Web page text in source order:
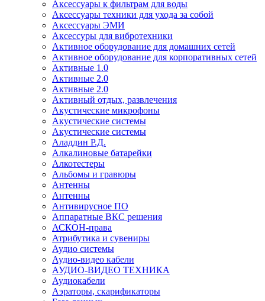
Аксессуары к фильтрам для воды
Аксессуары техники для ухода за собой
Аксессуары ЭМИ
Аксессуры для вибротехники
Активное оборудование для домашних сетей
Активное оборудование для корпоративных сетей
Активные 1.0
Активные 2.0
Активные 2.0
Активный отдых, развлечения
Акустические микрофоны
Акустические системы
Акустические системы
Аладдин Р.Д.
Алкалиновые батарейки
Алкотестеры
Альбомы и гравюры
Антенны
Антенны
Антивирусное ПО
Аппаратные ВКС решения
АСКОН-права
Атрибутика и сувениры
Аудио системы
Аудио-видео кабели
АУДИО-ВИДЕО ТЕХНИКА
Аудиокабели
Аэраторы, скарификаторы